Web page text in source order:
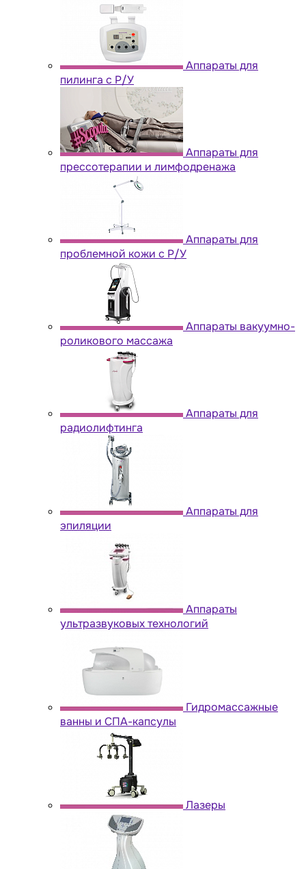
Аппараты для
пилинга с Р/У
Аппараты для
прессотерапии и лимфодренажа
Аппараты для
проблемной кожи с Р/У
Аппараты вакуумно-
роликового массажа
Аппараты для
радиолифтинга
Аппараты для
эпиляции
Аппараты
ультразвуковых технологий
Гидромассажные
ванны и СПА-капсулы
Лазеры